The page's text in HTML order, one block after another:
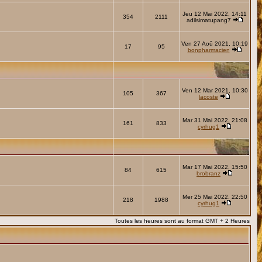
354 2111
Jeu 12 Mai 2022, 14:11
adilsimatupang7
17 95
Ven 27 Aoû 2021, 10:19
bonpharmacien
105 367
Ven 12 Mar 2021, 10:30
lacoste
161 833
Mar 31 Mai 2022, 21:08
cyrhug1
84 615
Mar 17 Mai 2022, 15:50
brobranz
218 1988
Mer 25 Mai 2022, 22:50
cyrhug1
Toutes les heures sont au format GMT + 2 Heures